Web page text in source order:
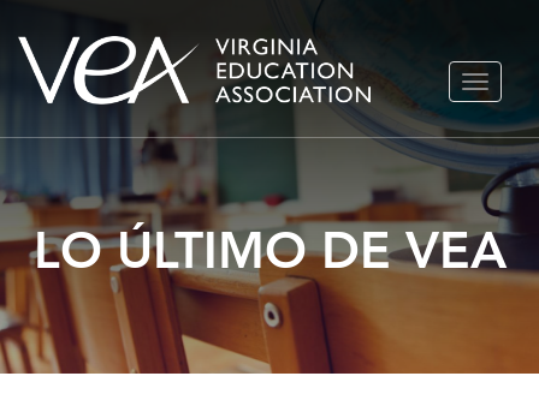
Ir
LO ÚLTIMO DE VEA